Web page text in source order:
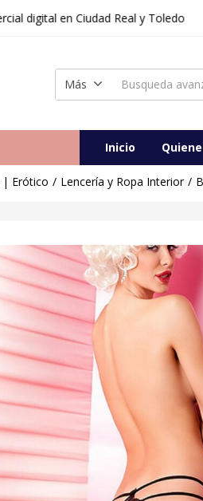
en Ciudad Real y Toledo
Más
Inicio
| Erótico Lencería y Ropa Interior
Anaïs 740088